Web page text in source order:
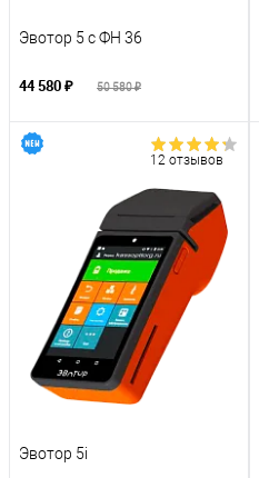
Эвотор 5 с ФН 36
44 580 ₽ 50 580 ₽
12 отзывов
Эвотор 5i